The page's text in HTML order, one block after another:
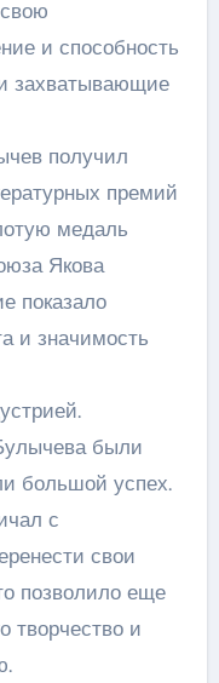
и способность
захватывающие
получил
премий
медаль
Якова
показало
и значимость
были
большой успех.
с
свои
позволило еще
творчество и